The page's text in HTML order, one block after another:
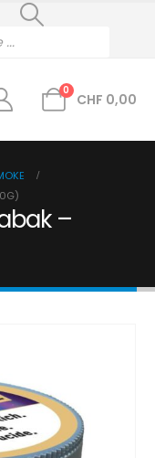
0
CHF 0,00
–